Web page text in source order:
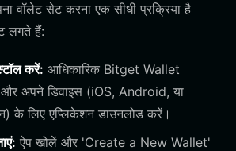
वॉलेट सेट करना एक सीधी प्रक्रिया है
लगते हैं:
करें: आधिकारिक Bitget Wallet
और अपने डिवाइस (iOS, Android, या
के लिए एप्लिकेशन डाउनलोड करें।
ऐप खोलें और 'Create a New Wallet'